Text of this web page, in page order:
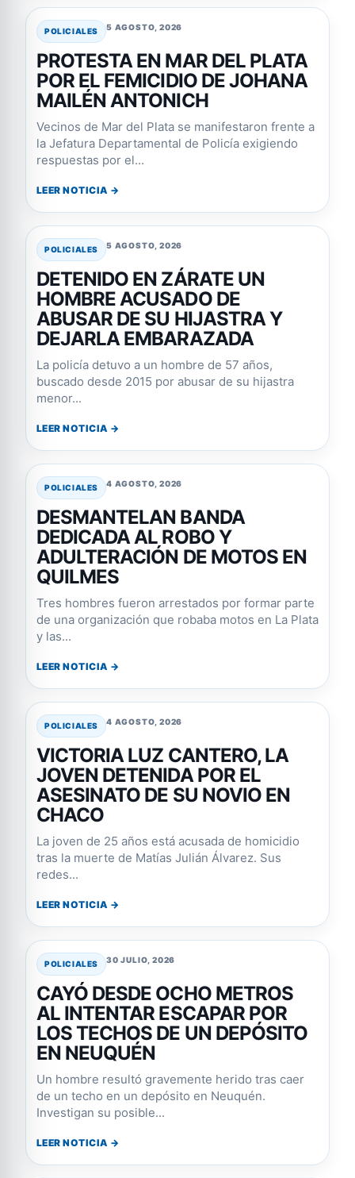
POLICIALES 5 AGOSTO, 2026
PROTESTA EN MAR DEL PLATA
POR EL FEMICIDIO DE JOHANA
MAILÉN ANTONICH
Vecinos de Mar del Plata se manifestaron frente a
la Jefatura Departamental de Policía exigiendo
respuestas por el...
LEER NOTICIA →
POLICIALES 5 AGOSTO, 2026
DETENIDO EN ZÁRATE UN
HOMBRE ACUSADO DE
ABUSAR DE SU HIJASTRA Y
DEJARLA EMBARAZADA
La policía detuvo a un hombre de 57 años,
buscado desde 2015 por abusar de su hijastra
menor...
LEER NOTICIA →
POLICIALES 4 AGOSTO, 2026
DESMANTELAN BANDA
DEDICADA AL ROBO Y
ADULTERACIÓN DE MOTOS EN
QUILMES
Tres hombres fueron arrestados por formar parte
de una organización que robaba motos en La Plata
y las...
LEER NOTICIA →
POLICIALES 4 AGOSTO, 2026
VICTORIA LUZ CANTERO, LA
JOVEN DETENIDA POR EL
ASESINATO DE SU NOVIO EN
CHACO
La joven de 25 años está acusada de homicidio
tras la muerte de Matías Julián Álvarez. Sus
redes...
LEER NOTICIA →
POLICIALES 30 JULIO, 2026
CAYÓ DESDE OCHO METROS
AL INTENTAR ESCAPAR POR
LOS TECHOS DE UN DEPÓSITO
EN NEUQUÉN
Un hombre resultó gravemente herido tras caer
de un techo en un depósito en Neuquén.
Investigan su posible...
LEER NOTICIA →